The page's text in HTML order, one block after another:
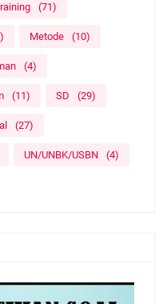
(71)
Metode (10)
(4)
(11) SD (29)
(27)
UN/UNBK/USBN (4)